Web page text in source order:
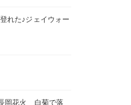
れた♪ジェイウォー
岡花火 白菊で落